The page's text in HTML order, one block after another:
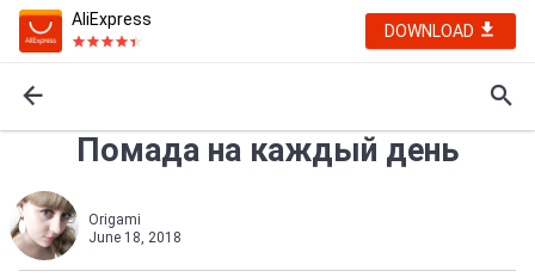
AliExpress
DOWNLOAD
Помада на каждый день
Оrigami
June 18, 2018